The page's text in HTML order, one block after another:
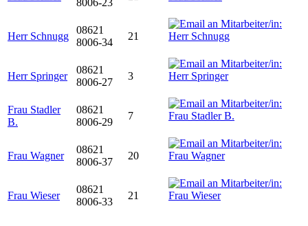
8006-23
Herr Schnugg
08621
8006-34
21
Herr Springer
08621
8006-27
3
Frau Stadler
B.
08621
8006-29
7
Frau Wagner
08621
8006-37
20
Frau Wieser
08621
8006-33
21